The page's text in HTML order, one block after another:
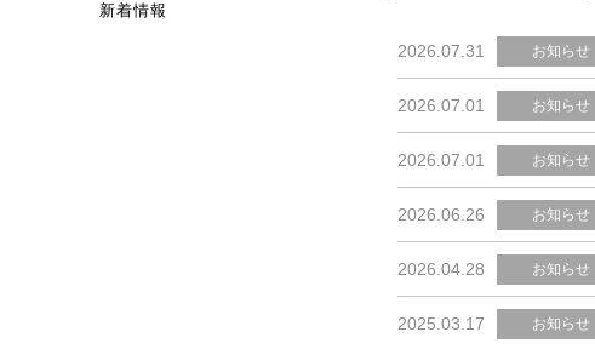
新着情報
2026.07.31 お知らせ
2026.07.01 お知らせ
2026.07.01 お知らせ
2026.06.26 お知らせ
2026.04.28 お知らせ
2025.03.17 お知らせ